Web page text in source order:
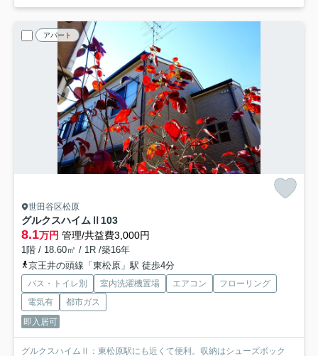
アパート
世田谷区松原
グルクスハイムⅡ 103
8.1万円 管理/共益費3,000円
1階 / 18.60㎡ / 1R /築16年
京王井の頭線「東松原」駅 徒歩4分
バス・トイレ別 室内洗濯機置場 エアコン
フローリング
電気有
都市ガス
即入居可
グルクスハイムⅡ：東松原駅にも近くて便利。収納はシューズボック